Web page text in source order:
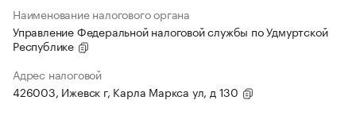
Наименование налогового органа
Управление Федеральной налоговой службы по Удмуртской
Республике
Адрес налоговой
426003, Ижевск г, Карла Маркса ул, д 130